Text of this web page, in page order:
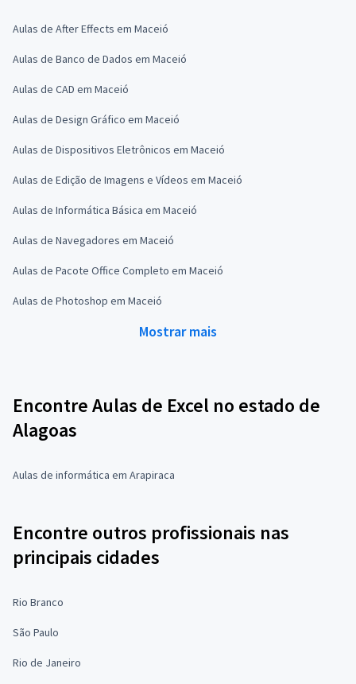
Aulas de After Effects em Maceió
Aulas de Banco de Dados em Maceió
Aulas de CAD em Maceió
Aulas de Design Gráfico em Maceió
Aulas de Dispositivos Eletrônicos em Maceió
Aulas de Edição de Imagens e Vídeos em Maceió
Aulas de Informática Básica em Maceió
Aulas de Navegadores em Maceió
Aulas de Pacote Office Completo em Maceió
Aulas de Photoshop em Maceió
Mostrar mais
Encontre Aulas de Excel no estado de
Alagoas
Aulas de informática em Arapiraca
Encontre outros profissionais nas
principais cidades
Rio Branco
São Paulo
Rio de Janeiro